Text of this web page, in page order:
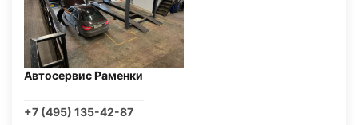
Автосервис Раменки
+7 (495) 135-42-87